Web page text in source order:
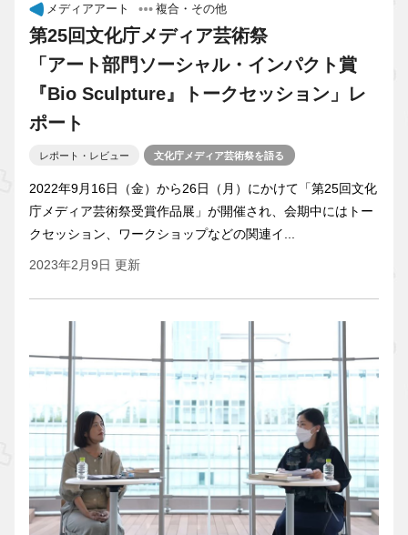
メディアアート 複合・その他
第25回文化庁メディア芸術祭
「アート部門ソーシャル・インパクト賞
『Bio Sculpture』トークセッション」レ
ポート
レポート・レビュー 文化庁メディア芸術祭を語る
2022年9月16日（金）から26日（月）にかけて「第25回文化
庁メディア芸術祭受賞作品展」が開催され、会期中にはトー
クセッション、ワークショップなどの関連イ...
2023年2月9日 更新